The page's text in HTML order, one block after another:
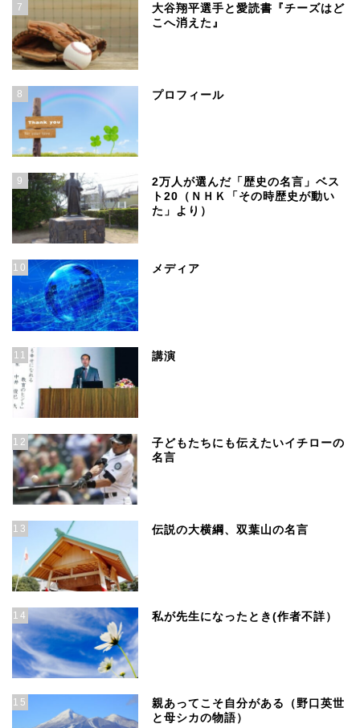
7
大谷翔平選手と愛読書『チーズはど
こへ消えた』
8 プロフィール
9
2万人が選んだ「歴史の名言」ベス
ト20（ＮＨＫ「その時歴史が動い
た」より）
10 メディア
11 講演
12
子どもたちにも伝えたいイチローの
名言
13 伝説の大横綱、双葉山の名言
14 私が先生になったとき(作者不詳）
15
親あってこそ自分がある（野口英世
と母シカの物語）